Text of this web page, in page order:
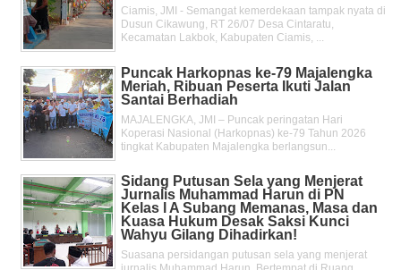
Ciamis, JMI - Semangat kemerdekaan tampak nyata di
Dusun Cikawung, RT 26/07 Desa Cintaratu,
Kecamatan Lakbok, Kabupaten Ciamis, ...
Puncak Harkopnas ke-79 Majalengka
Meriah, Ribuan Peserta Ikuti Jalan
Santai Berhadiah
MAJALENGKA, JMI – Puncak peringatan Hari
Koperasi Nasional (Harkopnas) ke-79 Tahun 2026
tingkat Kabupaten Majalengka berlangsun...
Sidang Putusan Sela yang Menjerat
Jurnalis Muhammad Harun di PN
Kelas l A Subang Memanas, Masa dan
Kuasa Hukum Desak Saksi Kunci
Wahyu Gilang Dihadirkan!
Suasana persidangan putusan sela yang menjerat